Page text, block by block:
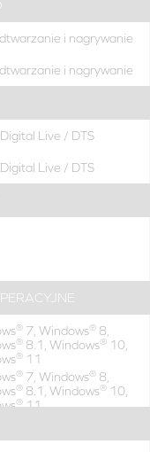
i nagrywanie
i nagrywanie
Live / DTS
Live / DTS
® 7, Windows® 8,
® 8.1, Windows® 10,
® 11
® 7, Windows® 8,
® 8.1, Windows® 10,
®11